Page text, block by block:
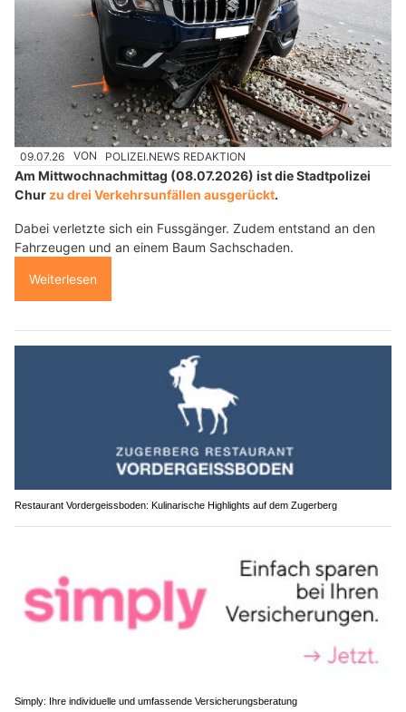
09.07.26 VON POLIZEI.NEWS REDAKTION
Am Mittwochnachmittag (08.07.2026) ist die Stadtpolizei
Chur zu drei Verkehrsunfällen ausgerückt.
Dabei verletzte sich ein Fussgänger. Zudem entstand an den
Fahrzeugen und an einem Baum Sachschaden.
Weiterlesen
Restaurant Vordergeissboden: Kulinarische Highlights auf dem Zugerberg
Simply: Ihre individuelle und umfassende Versicherungsberatung